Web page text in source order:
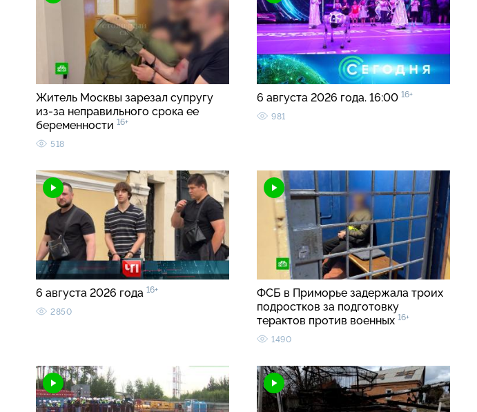
Житель Москвы зарезал супругу
из-за неправильного срока ее
беременности 16+
518
6 августа 2026 года. 16:00 16+
981
6 августа 2026 года 16+
2850
ФСБ в Приморье задержала троих
подростков за подготовку
терактов против военных 16+
1490